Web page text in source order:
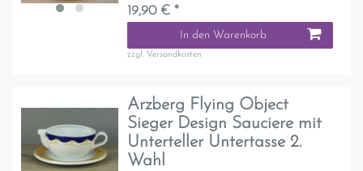
19,90 € *
In den Warenkorb
zzgl. Versandkosten
Arzberg Flying Object
Sieger Design Sauciere mit
Unterteller Untertasse 2.
Wahl